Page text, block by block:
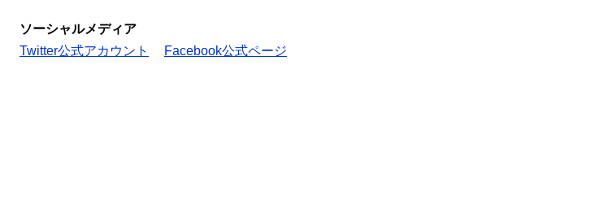
ソーシャルメディア
Twitter公式アカウント
Facebook公式ページ